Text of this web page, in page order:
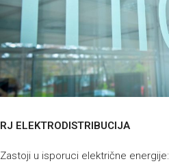
RJ ELEKTRODISTRIBUCIJA
Zastoji u isporuci električne energije: